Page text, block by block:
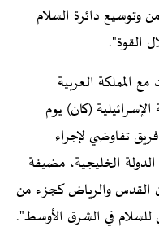
وتوسيع دائرة السلام
القوة".
المملكة العربية
(كان) يوم
تفاوضي لإجراء
الخليجية، مضيفة
القدس والرياض كجزء من
للسلام في الشرق الأوسط".